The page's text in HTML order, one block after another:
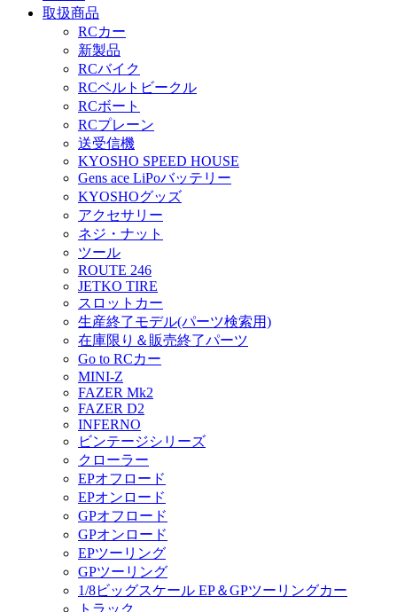
取扱商品
RCカー
新製品
RCバイク
RCベルトビークル
RCボート
RCプレーン
送受信機
KYOSHO SPEED HOUSE
Gens ace LiPoバッテリー
KYOSHOグッズ
アクセサリー
ネジ・ナット
ツール
ROUTE 246
JETKO TIRE
スロットカー
生産終了モデル(パーツ検索用)
在庫限り＆販売終了パーツ
Go to RCカー
MINI-Z
FAZER Mk2
FAZER D2
INFERNO
ビンテージシリーズ
クローラー
EPオフロード
EPオンロード
GPオフロード
GPオンロード
EPツーリング
GPツーリング
1/8ビッグスケール EP＆GPツーリングカー